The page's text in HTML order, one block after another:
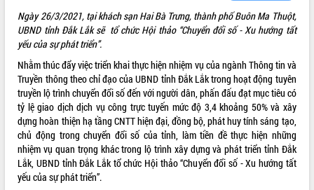
SỞ, BAN, NGÀNH
UBND CÁC XÃ, PHƯỜNG
THÔNG TIN CHỈ ĐẠO ĐIỀU HÀNH
HỆ THỐNG VĂN BẢN
VĂN BẢN HĐND TỈNH
ĐIỂM TIN VĂN BẢN
Ngày 26/3/2021, tại khách sạn Hai Bà Trưng, thành phố Buôn Ma Thuột,
UBND tỉnh Đắk Lắk sẽ tổ chức Hội thảo “Chuyển đổi số - Xu hướng tất
yếu của sự phát triển”.
Nhằm thúc đẩy việc triển khai thực hiện nhiệm vụ của ngành Thông tin và
Truyền thông theo chỉ đạo của UBND tỉnh Đắk Lắk trong hoạt động tuyên
truyền lộ trình chuyển đổi số đến với người dân, phấn đấu đạt mục tiêu có
tỷ lệ giao dịch dịch vụ công trực tuyến mức độ 3,4 khoảng 50% và xây
dựng hoàn thiện hạ tầng CNTT hiện đại, đồng bộ, phát huy tính sáng tạo,
chủ động trong chuyển đổi số của tỉnh, làm tiền đề thực hiện những
nhiệm vụ quan trọng khác trong lộ trình xây dựng và phát triển tỉnh Đắk
Lắk, UBND tỉnh Đắk Lắk tổ chức Hội thảo “Chuyển đổi số - Xu hướng tất
yếu của sự phát triển”.